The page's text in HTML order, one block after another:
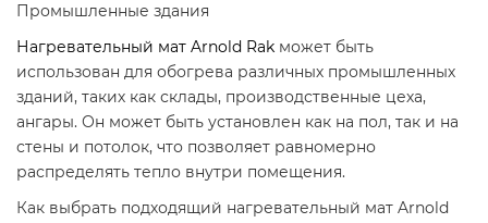
Промышленные здания
Нагревательный мат Arnold Rak может быть
использован для обогрева различных промышленных
зданий, таких как склады, производственные цеха,
ангары. Он может быть установлен как на пол, так и на
стены и потолок, что позволяет равномерно
распределять тепло внутри помещения.
Как выбрать подходящий нагревательный мат Arnold